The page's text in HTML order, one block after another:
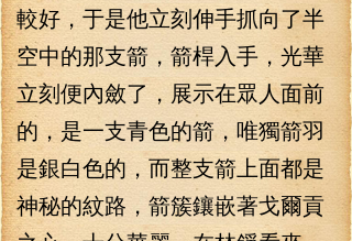
較好，于是他立刻伸手抓向了半
空中的那支箭，箭桿入手，光華
立刻便內斂了，展示在眾人面前
的，是一支青色的箭，唯獨箭羽
是銀白色的，而整支箭上面都是
神秘的紋路，箭簇鑲嵌著戈爾貢